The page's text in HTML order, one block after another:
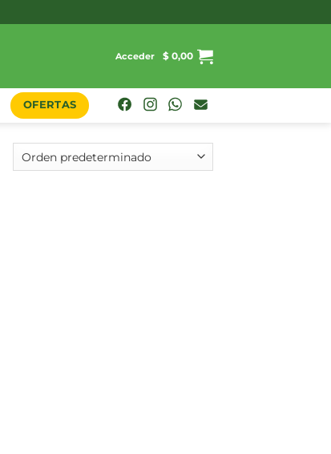
Acceder $ 0,00
OFERTAS